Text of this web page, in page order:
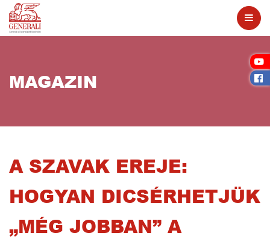
MAGAZIN
A SZAVAK EREJE:
HOGYAN DICSÉRHETJÜK
„MÉG JOBBAN” A